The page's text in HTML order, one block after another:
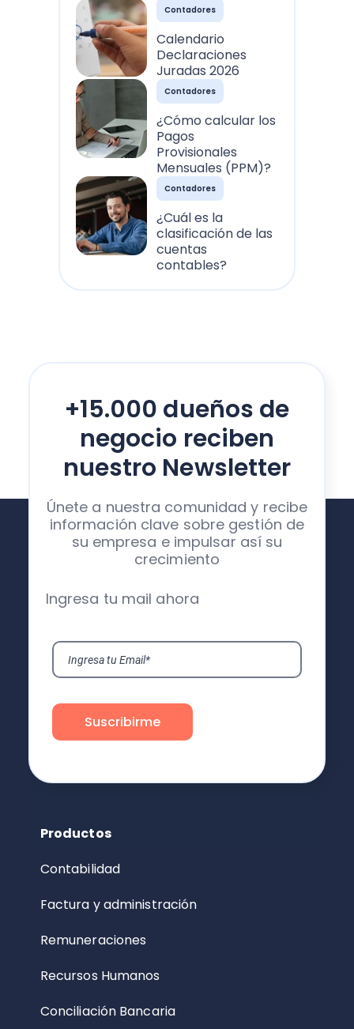
Contadores
Calendario
Declaraciones
Juradas 2026
Contadores
¿Cómo calcular los
Pagos
Provisionales
Mensuales (PPM)?
Contadores
¿Cuál es la
clasificación de las
cuentas
contables?
+15.000 dueños de
negocio reciben
nuestro Newsletter
Únete a nuestra comunidad y recibe
información clave sobre gestión de
su empresa e impulsar así su
crecimiento
Ingresa tu mail ahora
Productos
Contabilidad
Factura y administración
Remuneraciones
Recursos Humanos
Conciliación Bancaria